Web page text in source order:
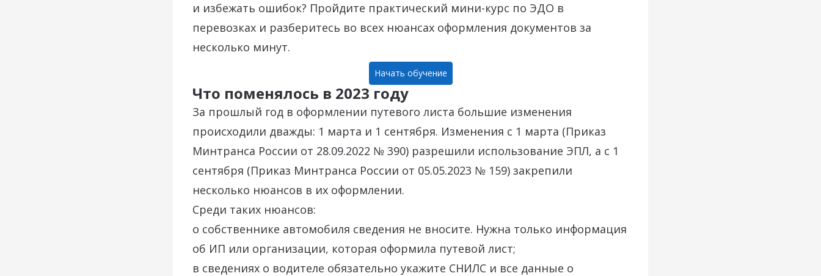
и избежать ошибок? Пройдите практический мини-курс по ЭДО в
перевозках и разберитесь во всех нюансах оформления документов за
несколько минут.
Начать обучение
Что поменялось в 2023 году
За прошлый год в оформлении путевого листа большие изменения
происходили дважды: 1 марта и 1 сентября. Изменения с 1 марта (Приказ
Минтранса России от 28.09.2022 № 390) разрешили использование ЭПЛ, а с 1
сентября (Приказ Минтранса России от 05.05.2023 № 159) закрепили
несколько нюансов в их оформлении.
Среди таких нюансов:
о собственнике автомобиля сведения не вносите. Нужна только информация
об ИП или организации, которая оформила путевой лист;
в сведениях о водителе обязательно укажите СНИЛС и все данные о